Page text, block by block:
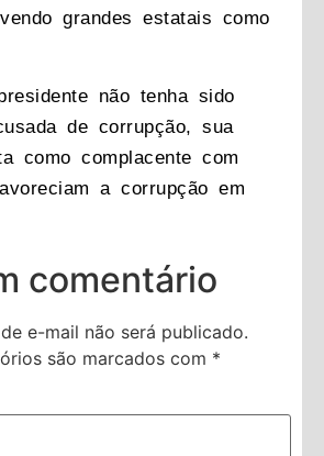
grandes estatais como
não tenha sido
de corrupção, sua
como complacente com
a corrupção em
comentário
e-mail não será publicado.
são marcados com *